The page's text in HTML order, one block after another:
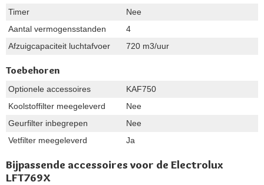
Timer
Nee
Aantal vermogensstanden
4
Afzuigcapaciteit luchtafvoer
720 m3/uur
Toebehoren
Optionele accessoires
KAF750
Koolstoffilter meegeleverd
Nee
Geurfilter inbegrepen
Nee
Vetfilter meegeleverd
Ja
Bijpassende accessoires voor de Electrolux
LFT769X